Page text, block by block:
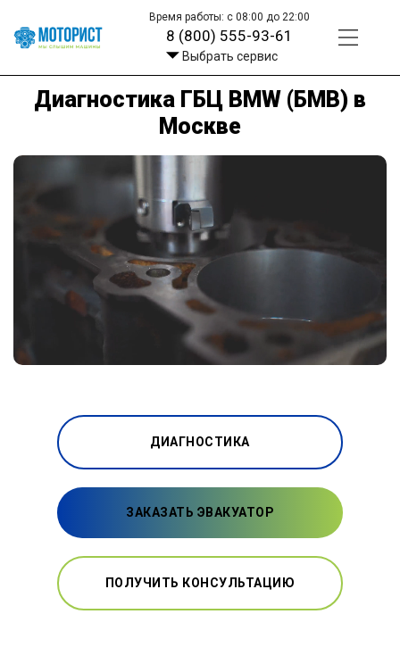
Время работы: с 08:00 до 22:00
8 (800) 555-93-61
Выбрать сервис
Диагностика ГБЦ BMW (БМВ) в
Москве
ДИАГНОСТИКА
ЗАКАЗАТЬ ЭВАКУАТОР
ПОЛУЧИТЬ КОНСУЛЬТАЦИЮ